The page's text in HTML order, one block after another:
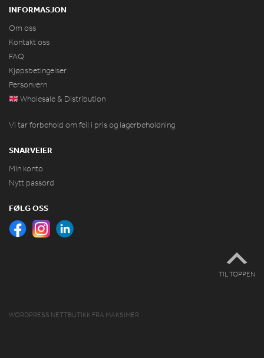
INFORMASJON
Om oss
Kontakt oss
FAQ
Kjøpsbetingelser
Personvern
Wholesale & Distribution
Vi tar forbehold om feil i pris og lagerbeholdning
SNARVEIER
Min konto
Nytt passord
FØLG OSS
TIL TOPPEN
WORDPRESS NETTBUTIKK FRA MAKSIMER